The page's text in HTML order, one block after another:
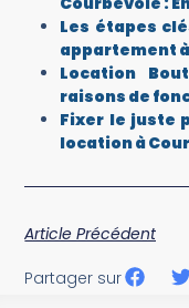
Les étapes
appartement
Location
raisons de
Fixer le juste
location à
Article Précédent
Partager sur